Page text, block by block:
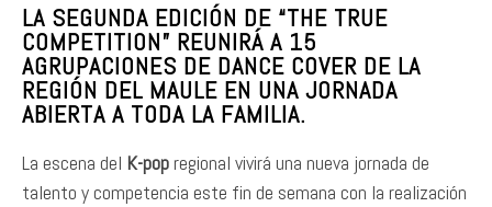
LA SEGUNDA EDICIÓN DE “THE TRUE
COMPETITION” REUNIRÁ A 15
AGRUPACIONES DE DANCE COVER DE LA
REGIÓN DEL MAULE EN UNA JORNADA
ABIERTA A TODA LA FAMILIA.
La escena del K-popregional vivirá una nueva jornada de
talento y competencia este fin de semana con la realización